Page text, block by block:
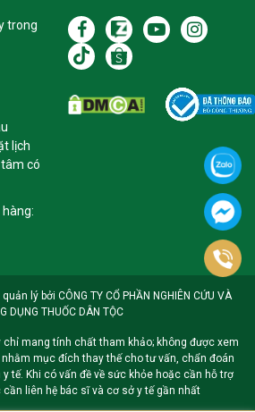
trong
lịch
có
lý bởi CÔNG TY CỔ PHẦN NGHIÊN CỨU VÀ
DỤNG THUỐC DÂN TỘC
mang tính chất tham khảo; không được xem
nhằm mục đích thay thế cho tư vấn, chẩn đoán
tế. Khi có vấn đề về sức khỏe hoặc cần hỗ trợ
liên hệ bác sĩ và cơ sở y tế gần nhất